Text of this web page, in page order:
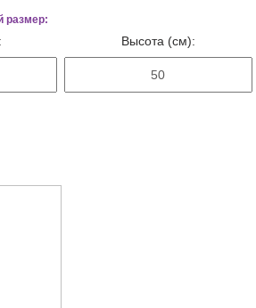
размер:
Высота (см):